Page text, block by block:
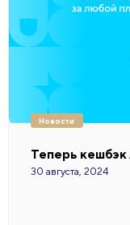
Новости
Теперь кешбэк
30 августа, 2024